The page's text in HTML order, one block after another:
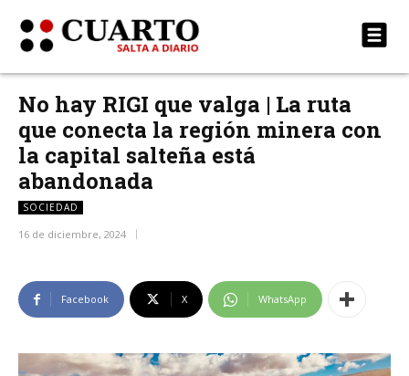
No hay RIGI que valga | La ruta
que conecta la región minera con
la capital salteña está
abandonada
SOCIEDAD
16 de diciembre, 2024
Facebook X WhatsApp